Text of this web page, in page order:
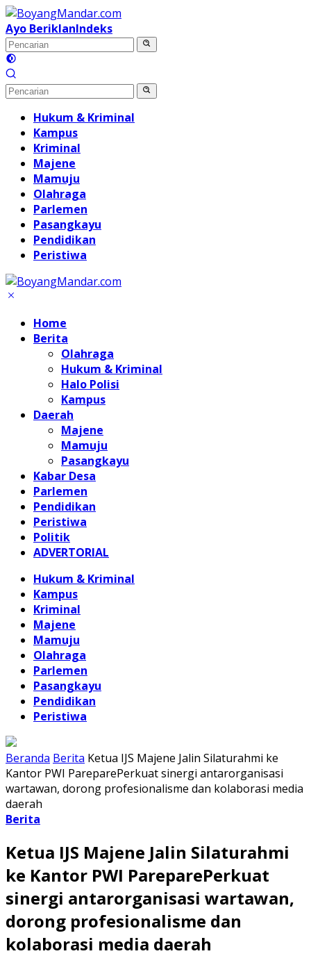
Langsung
ke
konten
Ayo BeriklanIndeks
Hukum & Kriminal
Kampus
Kriminal
Majene
Mamuju
Olahraga
Parlemen
Pasangkayu
Pendidikan
Peristiwa
Home
Berita
Olahraga
Hukum & Kriminal
Halo Polisi
Kampus
Daerah
Majene
Mamuju
Pasangkayu
Kabar Desa
Parlemen
Pendidikan
Peristiwa
Politik
ADVERTORIAL
Hukum & Kriminal
Kampus
Kriminal
Majene
Mamuju
Olahraga
Parlemen
Pasangkayu
Pendidikan
Peristiwa
Beranda Berita Ketua IJS Majene Jalin Silaturahmi ke
Kantor PWI PareparePerkuat sinergi antarorganisasi
wartawan, dorong profesionalisme dan kolaborasi media
daerah
Berita
Ketua IJS Majene Jalin Silaturahmi
ke Kantor PWI PareparePerkuat
sinergi antarorganisasi wartawan,
dorong profesionalisme dan
kolaborasi media daerah